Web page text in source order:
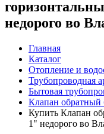
недорого во
Главная
Каталог
Отопление и
Трубопроводная
Бытовая
Клапан обратный
Купить Клапан
1" недорого во